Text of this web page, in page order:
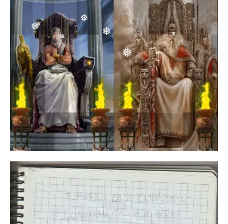
❅
❅
❅
❅
❅ ❅
❅